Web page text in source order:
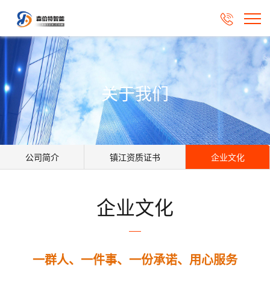

关于我们
公司简介 镇江资质证书 企业文化
企业文化
一群人、一件事、一份承诺、用心服务